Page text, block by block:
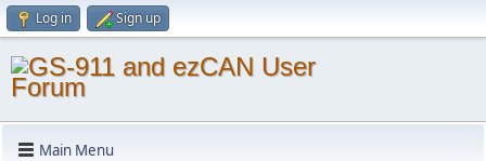
Log in Sign up
Main Menu